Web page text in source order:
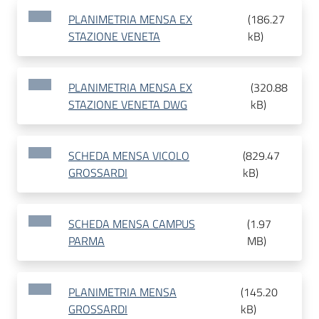
PLANIMETRIA MENSA EX
STAZIONE VENETA
(186.27
kB)
PLANIMETRIA MENSA EX
STAZIONE VENETA DWG
(320.88
kB)
SCHEDA MENSA VICOLO
GROSSARDI
(829.47
kB)
SCHEDA MENSA CAMPUS
PARMA
(1.97
MB)
PLANIMETRIA MENSA
GROSSARDI
(145.20
kB)